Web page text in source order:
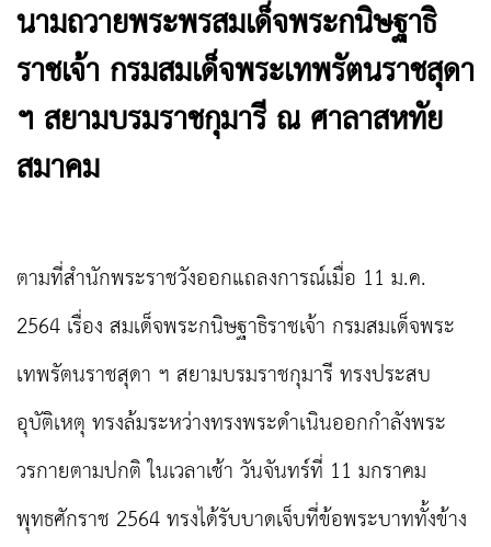
นามถวายพระพรสมเด็จพระกนิษฐาธิ
ราชเจ้า กรมสมเด็จพระเทพรัตนราชสุดา
ฯ สยามบรมราชกุมารี ณ ศาลาสหทัย
สมาคม
ตามที่สำนักพระราชวังออกแถลงการณ์เมื่อ 11 ม.ค.
2564 เรื่อง สมเด็จพระกนิษฐาธิราชเจ้า กรมสมเด็จพระ
เทพรัตนราชสุดา ฯ สยามบรมราชกุมารี ทรงประสบ
อุบัติเหตุ ทรงล้มระหว่างทรงพระดําเนินออกกําลังพระ
วรกายตามปกติ ในเวลาเช้า วันจันทร์ที่ 11 มกราคม
พุทธศักราช 2564 ทรงได้รับบาดเจ็บที่ข้อพระบาททั้งข้าง